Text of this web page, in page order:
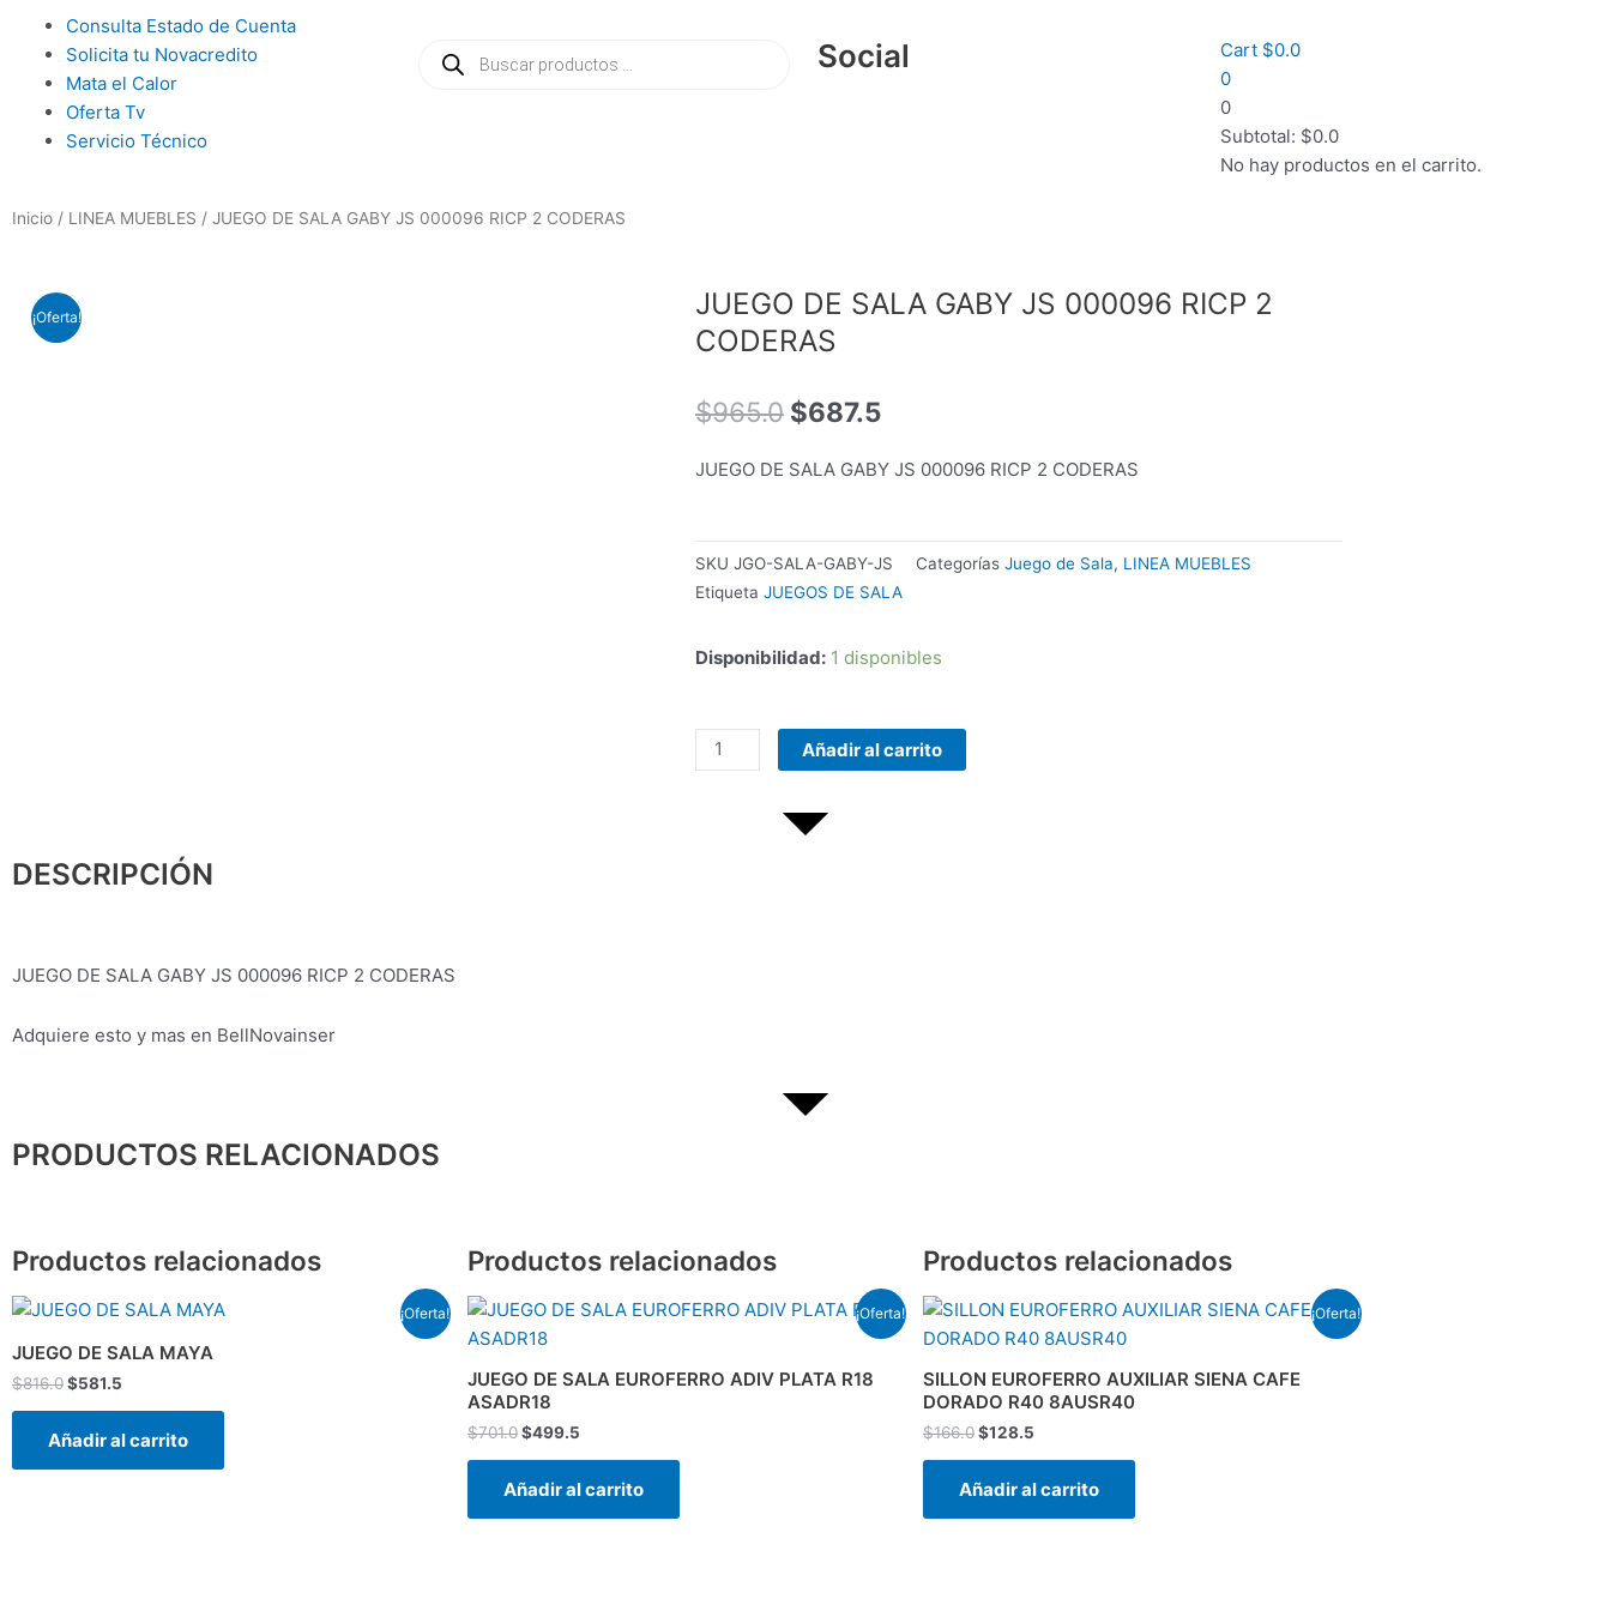
contenido
Main
Menu
Consulta Estado de Cuenta
Solicita tu Novacredito
Mata el Calor
Oferta Tv
Servicio Técnico
productos
Social Cart $0.0
0
0
Subtotal: $0.0
No hay productos en el carrito.
Inicio / LINEA MUEBLES / JUEGO DE SALA GABY JS 000096 RICP 2 CODERAS
¡Oferta!
JUEGO DE SALA GABY JS 000096 RICP 2
CODERAS
$965.0 El
original
$687.5
actual
JUEGO DE SALA GABY JS 000096 RICP 2 CODERAS
SKU JGO-SALA-GABY-JS Categorías Juego de Sala, LINEA MUEBLES
Etiqueta JUEGOS DE SALA
Disponibilidad: 1 disponibles
COMBO
TECLADO/MOUSE
Añadir al carrito
DESCRIPCIÓN
JUEGO DE SALA GABY JS 000096 RICP 2 CODERAS
Adquiere esto y mas en BellNovainser
PRODUCTOS RELACIONADOS
Productos relacionados
¡Oferta!
JUEGO DE SALA MAYA
$816.0
El
original
era:
$816.0.
$581.5
El
actual
es:
Añadir al carrito
Productos relacionados
¡Oferta!
JUEGO DE SALA EUROFERRO ADIV PLATA R18
ASADR18
$701.0
El
original
$701.0.
$499.5
El
$499.5.
Añadir al carrito
Productos relacionados
¡Oferta!
SILLON EUROFERRO AUXILIAR SIENA CAFE
DORADO R40 8AUSR40
$166.0
El
original
$166.0.
$128.5
El
actual
$128.5.
Añadir al carrito